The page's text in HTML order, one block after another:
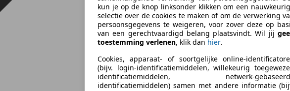
kun je op de knop linksonder klikken om een
selectie over de cookies te maken of om de verwerking
persoonsgegevens te weigeren, voor zover deze op
van een gerechtvaardigd belang plaatsvindt. Wil jij
toestemming verlenen, klik dan hier.
Cookies, apparaat- of soortgelijke online-
(bijv. login-identificatiemiddelen, willekeurig
identificatiemiddelen, netwerk-
identificatiemiddelen) samen met andere informatie